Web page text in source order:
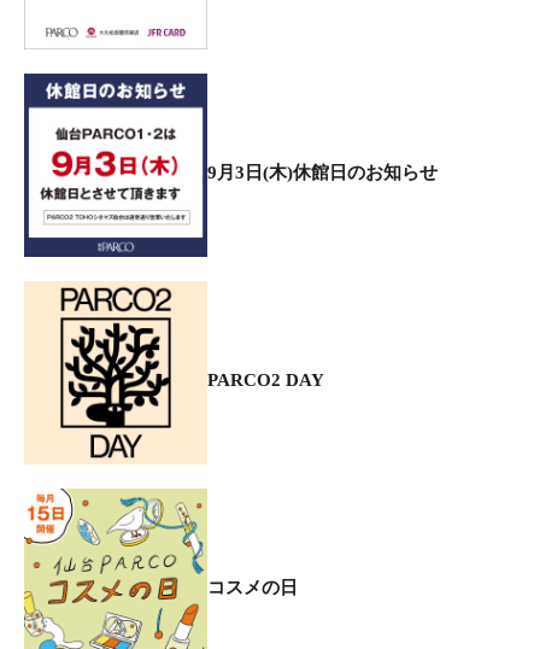
9月3日(木)休館日のお知らせ
PARCO2 DAY
コスメの日